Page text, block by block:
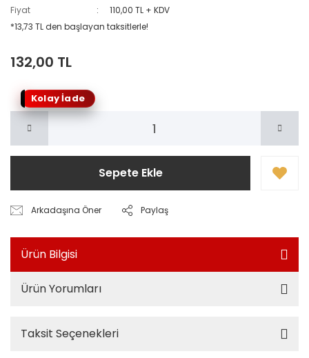
Fiyat
110,00 TL + KDV
*13,73 TL den başlayan taksitlerle!
132,00 TL
Kolay İade
Sepete Ekle
Arkadaşına Öner Paylaş
Ürün Bilgisi
Ürün Yorumları
Taksit Seçenekleri